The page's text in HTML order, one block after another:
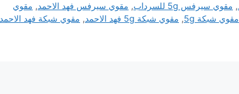
, مقوي سيرفس 5g للسرداب , مقوي سيرفس فهد الاحمد, مقوي
مقوي شبكة 5g , مقوي شبكة 5g فهد الاحمد , مقوي شبكة فهد الاحمد